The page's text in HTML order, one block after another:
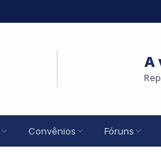
A
Convênios Fóruns